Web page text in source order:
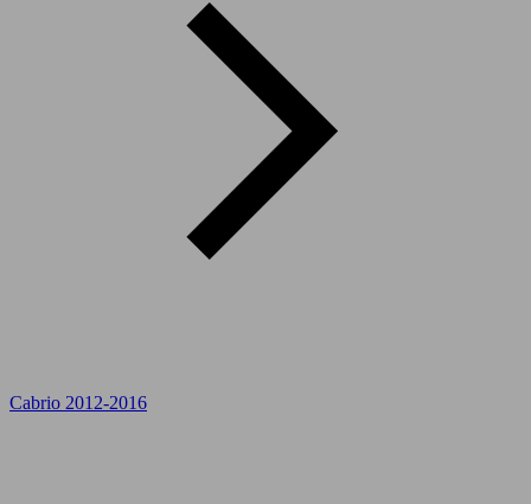
Cabrio 2012-2016